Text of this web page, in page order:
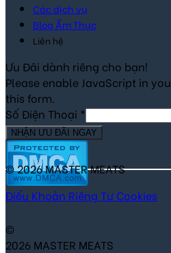
Các dịch vụ
Blog Ẩm Thực
Liên hệ
Ưu Đãi dành riêng cho bạn!
Please enable JavaScript in
this form.
Số Điện Thoại *
NHẬN ƯU ĐÃI NGAY
© 2026 MASTER MEATS
Điểu Khoản Riêng Tư Cookies
©
2026 MASTER MEATS